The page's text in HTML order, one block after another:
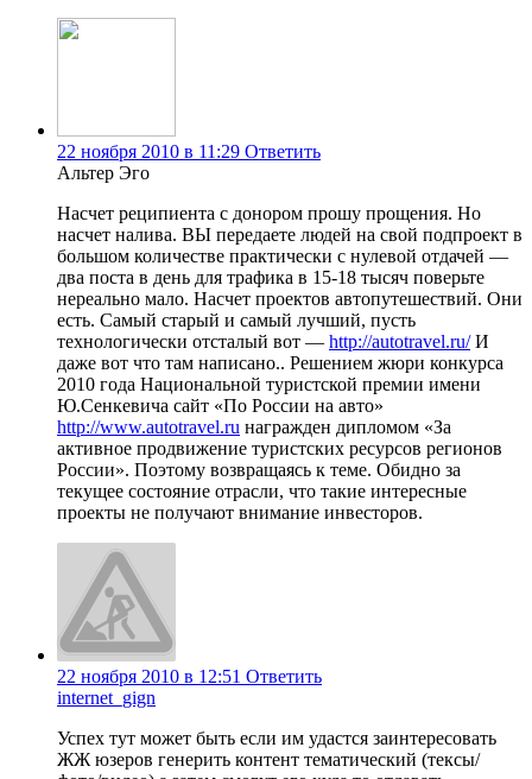
22 ноября 2010 в 11:29 Ответить
Альтер Эго
Насчет реципиента с донором прошу прощения. Но
насчет налива. ВЫ передаете людей на свой подпроект в
большом количестве практически с нулевой отдачей —
два поста в день для трафика в 15-18 тысяч поверьте
нереально мало. Насчет проектов автопутешествий. Они
есть. Самый старый и самый лучший, пусть
технологически отсталый вот — http://autotravel.ru/И
даже вот что там написано.. Решением жюри конкурса
2010 года Национальной туристской премии имени
Ю.Сенкевича сайт «По России на авто»
http://www.autotravel.ru награжден дипломом «За
активное продвижение туристских ресурсов регионов
России». Поэтому возвращаясь к теме. Обидно за
текущее состояние отрасли, что такие интересные
проекты не получают внимание инвесторов.
22 ноября 2010 в 12:51 Ответить
internet_gign
Успех тут может быть если им удастся заинтересовать
ЖЖ юзеров генерить контент тематический (тексы/